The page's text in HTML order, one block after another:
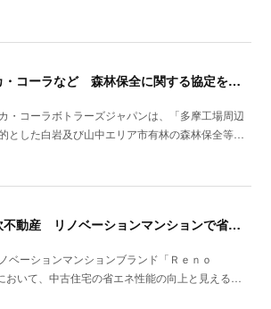
【環 境】日本コカ・コーラなど 森林保全に関する協定を埼玉県飯能市と締結
・コーラボトラーズジャパンは、「多摩工場周辺
とした白岩及び山中エリア市有林の森林保全等…
【環 境】大京穴吹不動産 リノベーションマンションで省エネ化を開始
ベーションマンションブランド「Ｒｅｎｏ
おいて、中古住宅の省エネ性能の向上と見える…